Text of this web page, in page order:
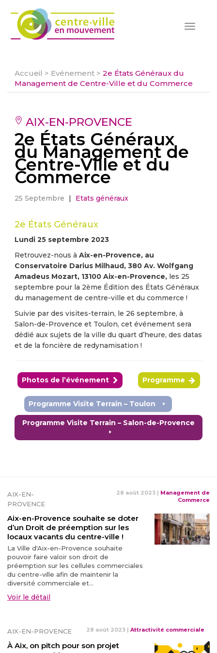
Toggle
Accueil > Evénement > 2e États Généraux du
Management de Centre-Ville et du Commerce
AIX-EN-PROVENCE
2e États Généraux
du Management de
Centre-Ville et du
Commerce
25 Septembre | Etats généraux
2e États Généraux
Lundi 25 septembre 2023
Retrouvez-nous à Aix-en-Provence, au
Conservatoire Darius Milhaud, 380 Av. Wolfgang
Amadeus Mozart, 13100 Aix-en-Provence, les 25
septembre pour la 2ème Édition des États Généraux
du management de centre-ville et du commerce !
Suivie par des visites-terrain, le 26 septembre, à
Salon-de-Provence et Toulon, cet événement sera
dédié aux sujets de la ville du quart d’heure, des datas
et de la foncière de redynamisation !
Photos de l’événement Programme
Programme Visite Terrain – Toulon
Programme Visite Terrain – Salon-de-Provence
AIX-EN-
PROVENCE
28 août 2023 | Management de
Commerce
Aix-en-Provence souhaite se doter
d’un Droit de préemption sur les
locaux vacants du centre-ville !
La Ville d'Aix-en-Provence souhaite
pouvoir faire valoir son droit de
préemption sur les cellules commerciales
du centre-ville afin de maintenir la
diversité commerciale et...
Voir le détail
AIX-EN-PROVENCE 28 août 2023 | Attractivité commerciale
À Aix, on pitch pour son projet